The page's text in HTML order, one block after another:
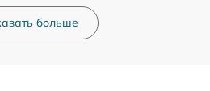
больше